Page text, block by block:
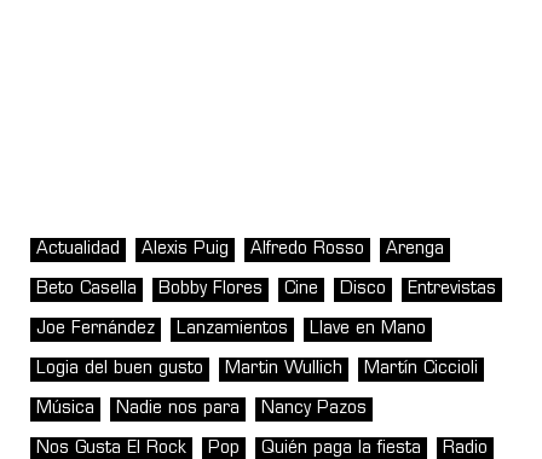
Actualidad Alexis Puig Alfredo Rosso Arenga
Beto Casella Bobby Flores Cine Disco Entrevistas
Joe Fernández Lanzamientos Llave en Mano
Logia del buen gusto Martin Wullich Martín Ciccioli
Música Nadie nos para Nancy Pazos
Nos Gusta El Rock Pop Quién paga la fiesta Radio